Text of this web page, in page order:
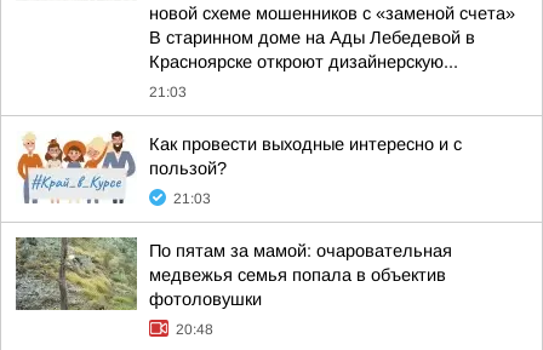
новой схеме мошенников с «заменой счета»
В старинном доме на Ады Лебедевой в
Красноярске откроют дизайнерскую...
21:03
Как провести выходные интересно и с
пользой?
21:03
По пятам за мамой: очаровательная
медвежья семья попала в объектив
фотоловушки
20:48